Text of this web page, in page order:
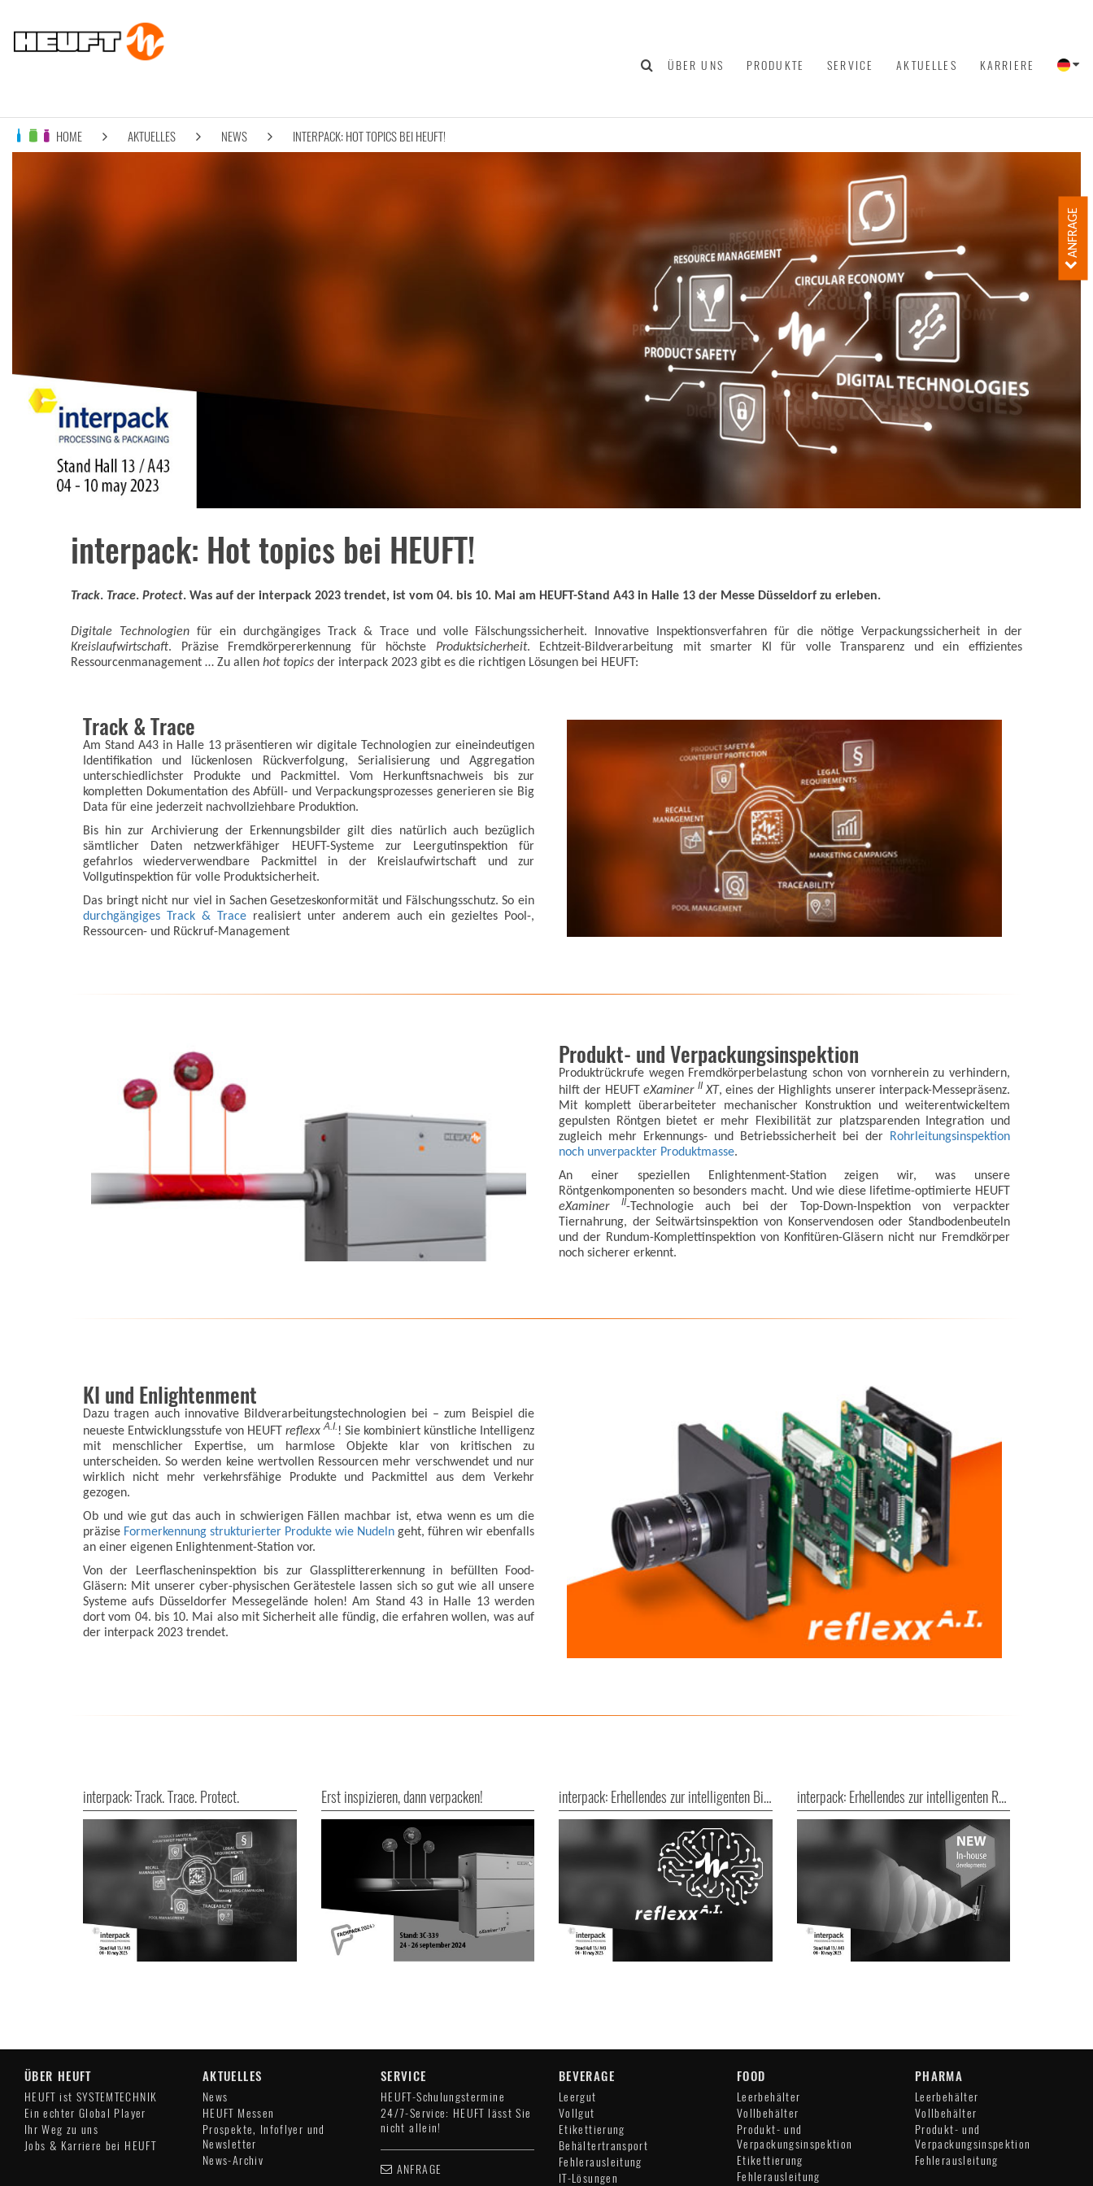
ÜBER UNS PRODUKTE SERVICE AKTUELLES KARRIERE
HOME AKTUELLES NEWS INTERPACK: HOT TOPICS BEI HEUFT!
ANFRAGE
interpack: Hot topics bei HEUFT!
Track. Trace. Protect. Was auf der interpack 2023 trendet, ist vom 04. bis 10. Mai am HEUFT-Stand A43 in Halle 13 der Messe Düsseldorf zu erleben.
Digitale Technologienfür ein durchgängiges Track & Trace und volle Fälschungssicherheit. Innovative Inspektionsverfahren für die nötige Verpackungssicherheit in der
Kreislaufwirtschaft. Präzise Fremdkörpererkennung für höchste Produktsicherheit. Echtzeit-Bildverarbeitung mit smarter KI für volle Transparenz und ein effizientes
Ressourcenmanagement … Zu allen hot topics der interpack 2023 gibt es die richtigen Lösungen bei HEUFT:
Track & Trace
Am Stand A43 in Halle 13 präsentieren wir digitale Technologien zur eineindeutigen
Identifikation und lückenlosen Rückverfolgung, Serialisierung und Aggregation
unterschiedlichster Produkte und Packmittel. Vom Herkunftsnachweis bis zur
kompletten Dokumentation des Abfüll- und Verpackungsprozesses generieren sie Big
Data für eine jederzeit nachvollziehbare Produktion.
Bis hin zur Archivierung der Erkennungsbilder gilt dies natürlich auch bezüglich
sämtlicher Daten netzwerkfähiger HEUFT-Systeme zur Leergutinspektion für
gefahrlos wiederverwendbare Packmittel in der Kreislaufwirtschaft und zur
Vollgutinspektion für volle Produktsicherheit.
Das bringt nicht nur viel in Sachen Gesetzeskonformität und Fälschungsschutz. So ein
durchgängiges Track & Trace realisiert unter anderem auch ein gezieltes Pool-,
Ressourcen- und Rückruf-Management
Produkt- und Verpackungsinspektion
Produktrückrufe wegen Fremdkörperbelastung schon von vornherein zu verhindern,
hilft der HEUFTeXaminer IIXT, eines der Highlights unserer interpack-Messepräsenz.
Mit komplett überarbeiteter mechanischer Konstruktion und weiterentwickeltem
gepulsten Röntgen bietet er mehr Flexibilität zur platzsparenden Integration und
zugleich mehr Erkennungs- und Betriebssicherheit bei der
Rohrleitungsinspektion
noch unverpackter Produktmasse.
An einer speziellen Enlightenment-Station zeigen wir, was unsere
Röntgenkomponenten so besonders macht. Und wie diese lifetime-optimierte HEUFT
eXaminer
II-Technologie auch bei der Top-Down-Inspektion von verpackter
Tiernahrung, der Seitwärtsinspektion von Konservendosen oder Standbodenbeuteln
und der Rundum-Komplettinspektion von Konfitüren-Gläsern nicht nur Fremdkörper
noch sicherer erkennt.
KI und Enlightenment
Dazu tragen auch innovative Bildverarbeitungstechnologien bei – zum Beispiel die
neueste Entwicklungsstufe von HEUFT reflexxA.I.! Sie kombiniert künstliche Intelligenz
mit menschlicher Expertise, um harmlose Objekte klar von kritischen zu
unterscheiden. So werden keine wertvollen Ressourcen mehr verschwendet und nur
wirklich nicht mehr verkehrsfähige Produkte und Packmittel aus dem Verkehr
gezogen.
Ob und wie gut das auch in schwierigen Fällen machbar ist, etwa wenn es um die
präzise Formerkennung strukturierter Produkte wie Nudeln geht, führen wir ebenfalls
an einer eigenen Enlightenment-Station vor.
Von der Leerflascheninspektion bis zur Glassplittererkennung in befüllten Food-
Gläsern: Mit unserer cyber-physischen Gerätestele lassen sich so gut wie all unsere
Systeme aufs Düsseldorfer Messegelände holen! Am Stand 43 in Halle 13 werden
dort vom 04. bis 10. Mai also mit Sicherheit alle fündig, die erfahren wollen, was auf
der interpack 2023 trendet.
interpack: Track. Trace. Protect. Erst inspizieren, dann verpacken! interpack: Erhellendes zur intelligenten Bildauswertung interpack: Erhellendes zur intelligenten Röntgen-Blitz-Technologie
ÜBER HEUFT
HEUFT ist SYSTEMTECHNIK
Ein echter Global Player
Ihr Weg zu uns
Jobs & Karriere bei HEUFT
AKTUELLES
News
HEUFT Messen
Prospekte, Infoflyer und
Newsletter
News-Archiv
SERVICE
HEUFT-Schulungstermine
24/7-Service: HEUFT lässt Sie
nicht allein!
ANFRAGE
BEVERAGE
Leergut
Vollgut
Etikettierung
Behältertransport
Fehlerausleitung
IT-Lösungen
FOOD
Leerbehälter
Vollbehälter
Produkt- und
Verpackungsinspektion
Etikettierung
Fehlerausleitung
PHARMA
Leerbehälter
Vollbehälter
Produkt- und
Verpackungsinspektion
Fehlerausleitung